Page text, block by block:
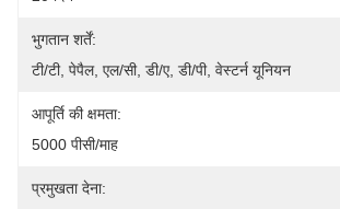
भुगतान शर्तें:
टी/टी, पेपैल, एल/सी, डी/ए, डी/पी, वेस्टर्न यूनियन
आपूर्ति की क्षमता:
5000 पीसी/माह
प्रमुखता देना: